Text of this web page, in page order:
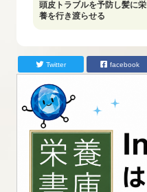
頭皮トラブルを予防し髪に栄
養を行き渡らせる
Twitter facebook